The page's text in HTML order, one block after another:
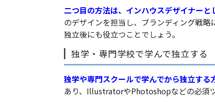
二つ目の方法は、インハウスデザイナー
のデザインを担当し、ブランディング戦
独立後にも役立つことでしょう。
独学・専門学校で学んで独立する
独学や専門スクールで学んでから独立する
あり、IllustratorやPhotoshopなどの必須